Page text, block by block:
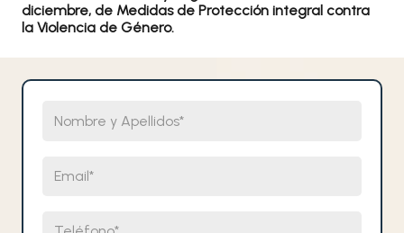
diciembre, de Medidas de Protección integral contra
la Violencia de Género.